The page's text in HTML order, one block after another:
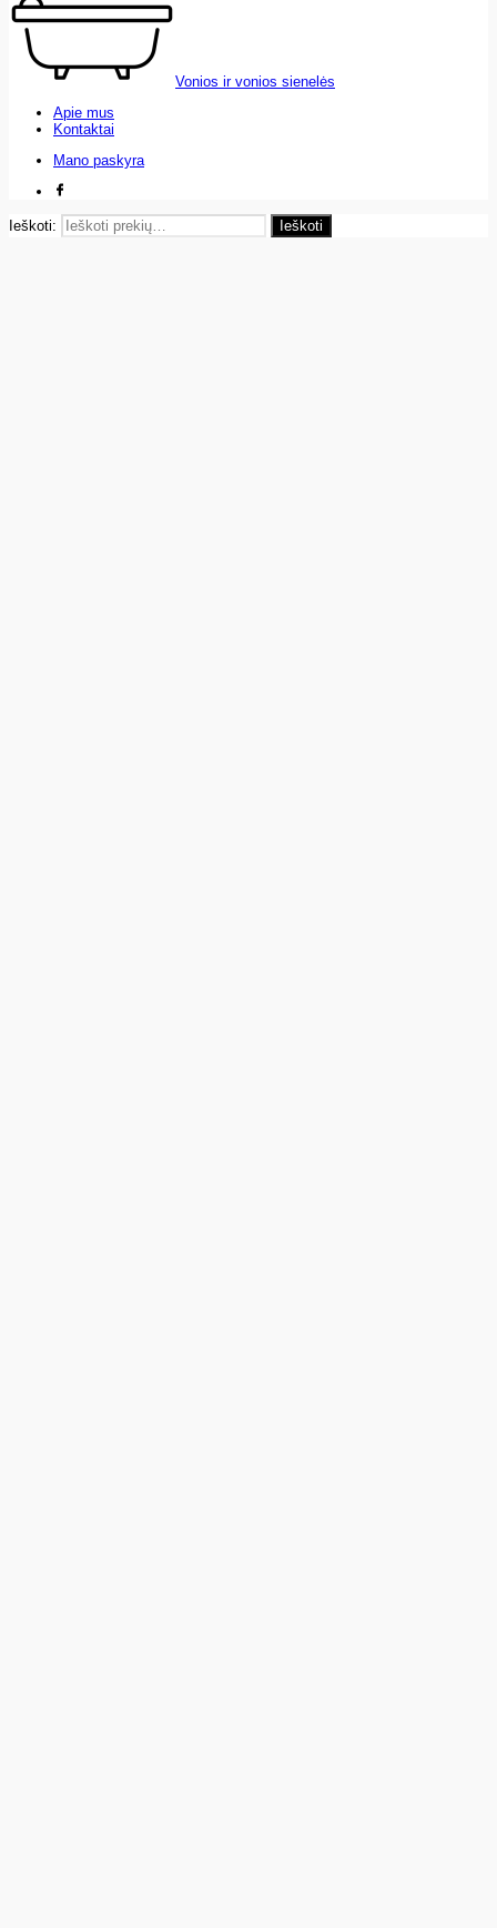
Vonios ir vonios sienelės
Apie mus
Kontaktai
Mano paskyra
Ieškoti: Ieškoti